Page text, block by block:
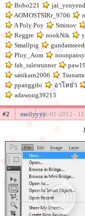
Bobo221
AOMOSTSIRr_9706
A Poly Poy
Sminov
Reggre
nookNik
Smallpig
Ploy_Aom
noonpansy
fah_talesrunner
sasikarn2006
ppanggibi
อาโหย่ว
adawong39213
#2 meilyyyy06-01-2012 -